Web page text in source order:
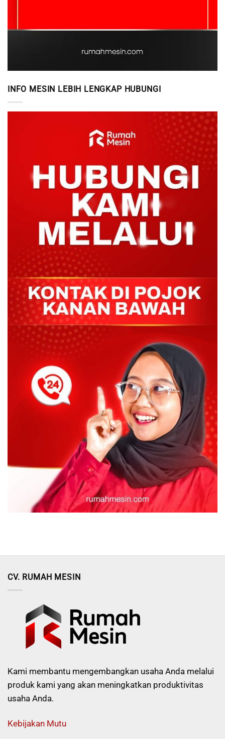
INFO MESIN LEBIH LENGKAP HUBUNGI
CV. RUMAH MESIN
Kami membantu mengembangkan usaha Anda melalui
produk kami yang akan meningkatkan produktivitas
usaha Anda.
Kebijakan Mutu